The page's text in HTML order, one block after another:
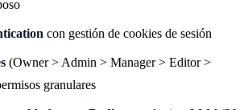
con gestión de cookies de sesión
(Owner > Admin > Manager > Editor >
granulares